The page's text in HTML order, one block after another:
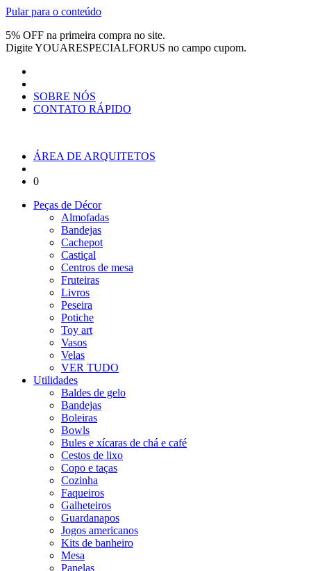
Pular para o conteúdo
5% OFF na primeira compra no site.
DigiteYOUARESPECIALFORUS no campo cupom.
SOBRE NÓS
CONTATO RÁPIDO
ÁREA DE ARQUITETOS
0
Peças de Décor
Almofadas
Bandejas
Cachepot
Castiçal
Centros de mesa
Fruteiras
Livros
Peseira
Potiche
Toy art
Vasos
Velas
VER TUDO
Utilidades
Baldes de gelo
Bandejas
Boleiras
Bowls
Bules e xícaras de chá e café
Cestos de lixo
Copo e taças
Cozinha
Faqueiros
Galheteiros
Guardanapos
Jogos americanos
Kits de banheiro
Mesa
Panelas